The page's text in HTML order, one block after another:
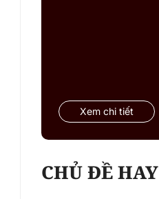
Xem chi tiết
CHỦ ĐỀ HAY